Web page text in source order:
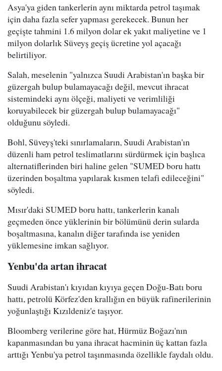
Asya'ya giden tankerlerin aynı miktarda petrol taşımak
için daha fazla sefer yapması gerekecek. Bunun her
geçişte tahmini 1.6 milyon dolar ek yakıt maliyetine ve 1
milyon dolarlık Süveyş geçiş ücretine yol açacağı
belirtiliyor.
Salah, meselenin "yalnızca Suudi Arabistan'ın başka bir
güzergah bulup bulamayacağı değil, mevcut ihracat
sistemindeki aynı ölçeği, maliyeti ve verimliliği
koruyabilecek bir güzergah bulup bulamayacağı"
olduğunu söyledi.
Bohl, Süveyş'teki sınırlamaların, Suudi Arabistan'ın
düzenli ham petrol teslimatlarını sürdürmek için başlıca
alternatiflerinden biri haline gelen "SUMED boru hattı
üzerinden boşaltma yapılarak kısmen telafi edileceğini"
söyledi.
Mısır'daki SUMED boru hattı, tankerlerin kanalı
geçmeden önce yüklerinin bir bölümünü derin sularda
boşaltmasına, kanalın diğer tarafında ise yeniden
yüklemesine imkan sağlıyor.
Yenbu'da artan ihracat
Suudi Arabistan'ı kıyıdan kıyıya geçen Doğu-Batı boru
hattı, petrolü Körfez'den krallığın en büyük rafinerilerinin
yoğunlaştığı Kızıldeniz'e taşıyor.
Bloomberg verilerine göre hat, Hürmüz Boğazı'nın
kapanmasından bu yana ihracat hacminin üç kattan fazla
arttığı Yenbu'ya petrol taşınmasında özellikle faydalı oldu.